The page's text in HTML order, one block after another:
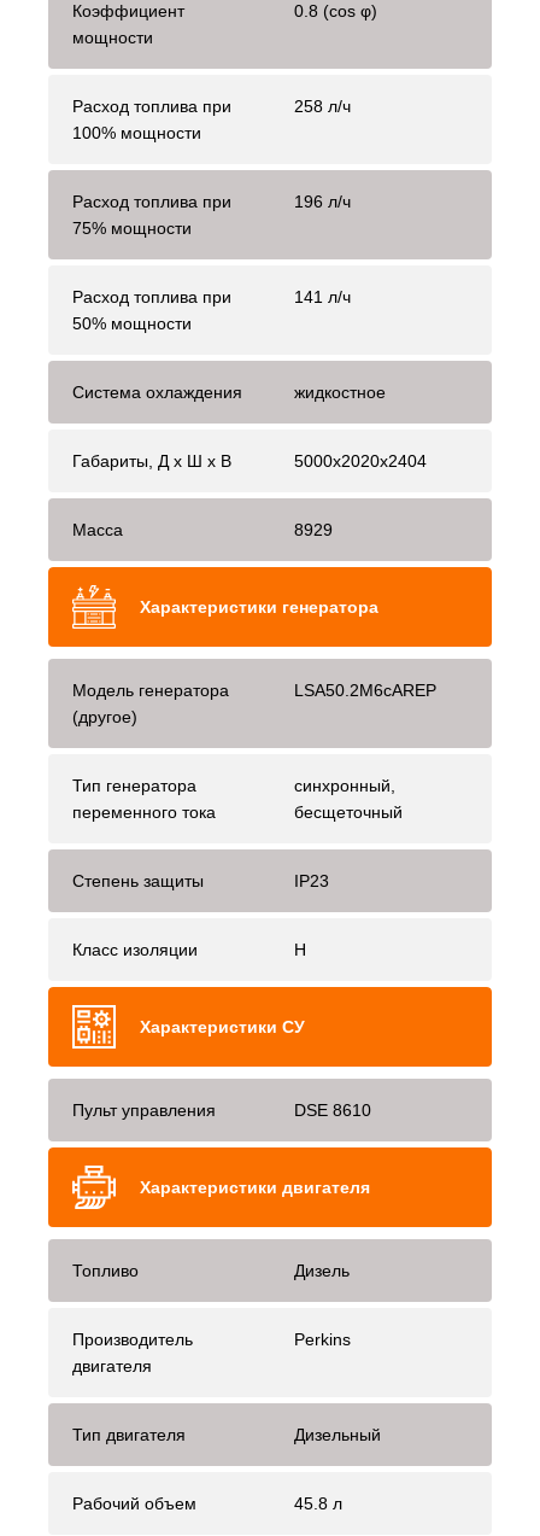
Коэффициент
мощности
0.8 (cos φ)
Расход топлива при
100% мощности
258 л/ч
Расход топлива при
75% мощности
196 л/ч
Расход топлива при
50% мощности
141 л/ч
Система охлаждения жидкостное
Габариты, Д x Ш x В 5000x2020x2404
Масса 8929
Характеристики генератора
Модель генератора
(другое)
LSA50.2M6cAREP
Тип генератора
переменного тока
синхронный,
бесщеточный
Степень защиты IP23
Класс изоляции H
Характеристики СУ
Пульт управления DSE 8610
Характеристики двигателя
Топливо Дизель
Производитель
двигателя
Perkins
Тип двигателя Дизельный
Рабочий объем 45.8 л